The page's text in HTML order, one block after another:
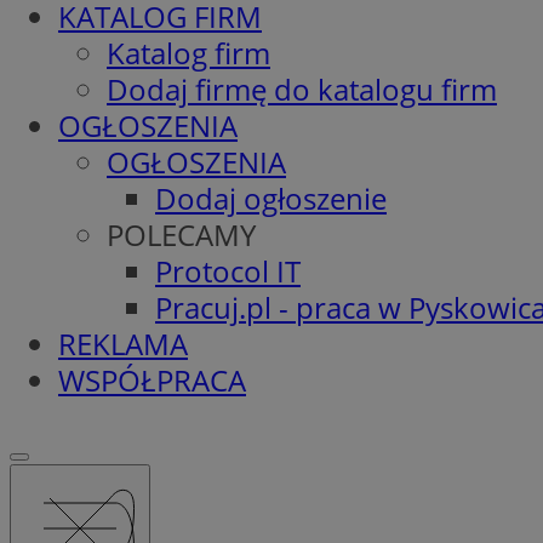
KATALOG FIRM
Katalog firm
Dodaj firmę do katalogu firm
OGŁOSZENIA
OGŁOSZENIA
Dodaj ogłoszenie
POLECAMY
Protocol IT
Pracuj.pl - praca w
REKLAMA
WSPÓŁPRACA